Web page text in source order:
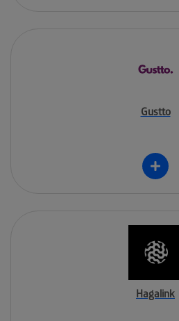
Gustto
Hagalink